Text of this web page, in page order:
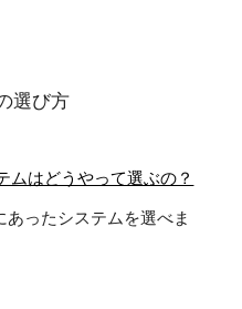
選び方
ムはどうやって選ぶの？
ったシステムを選べま